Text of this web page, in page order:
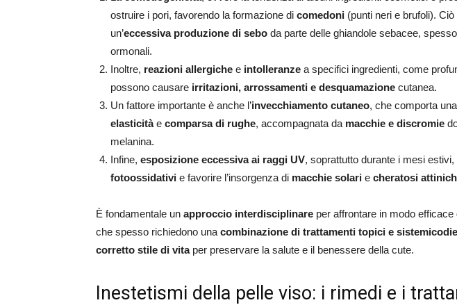
ostruire i pori, favorendo la formazione di comedoni (punti neri e brufoli).
un’eccessiva produzione di sebo da parte delle ghiandole sebacee,
ormonali.
Inoltre, reazioni allergiche e intolleranze a specifici ingredienti, come
possono causare irritazioni, arrossamenti e desquamazione cutanea.
Un fattore importante è anche l’invecchiamento cutaneo, che comporta
elasticitàe comparsa di rughe, accompagnata da macchie e discromie
melanina.
Infine, esposizione eccessiva ai raggi UV, soprattutto durante i mesi
fotoossidativi e favorire l’insorgenza di macchie solari e cheratosi
È fondamentale un approccio interdisciplinare per affrontare in modo
che spesso richiedono una combinazione di trattamenti topici e
corretto stile di vitaper preservare la salute e il benessere della cute.
Inestetismi della pelle viso: i rimedi e i